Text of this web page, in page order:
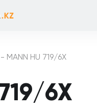
- MANN HU 719/6X
6X